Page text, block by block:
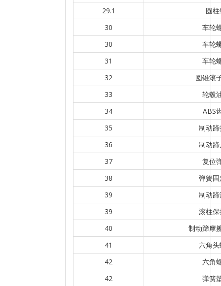
29.1
圆
30
车轮
30
车轮
31
车轮
32
圆锥滚
33
轮毂
34
ABS
35
制动
36
制动
37
复位
38
弹簧
39
制动
39
滚柱
40
制动蹄摩
41
六角
42
六角
42
弹簧